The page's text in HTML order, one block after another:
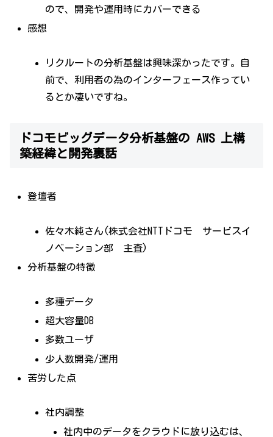
ので、開発や運用時にカバーできる
感想
リクルートの分析基盤は興味深かったです。自
前で、利用者の為のインターフェース作ってい
るとか凄いですね。
ドコモビッグデータ分析基盤の AWS 上構
築経緯と開発裏話
登壇者
佐々木純さん(株式会社NTTドコモ サービスイ
ノベーション部 主査)
分析基盤の特徴
多種データ
超大容量DB
多数ユーザ
少人数開発/運用
苦労した点
社内調整
社内中のデータをクラウドに放り込むは、